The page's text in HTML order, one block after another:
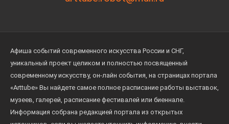
Афиша событий современного искусства России и СНГ,
уникальный проект целиком и полностью посвященный
современному искусству, он-лайн события, на страницах портала
«Arttube» Вы найдете самое полное расписание работы выставок,
музеев, галерей, расписание фестивалей или биеннале.
Информация собрана редакцией портала из открытых